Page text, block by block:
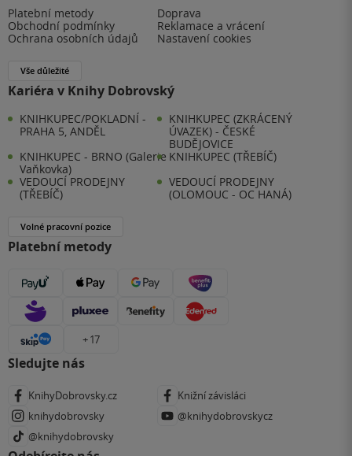
Platební metody
Doprava
Obchodní podmínky
Reklamace a vrácení
Ochrana osobních údajů
Nastavení cookies
Vše důležité
Kariéra v Knihy Dobrovský
KNIHKUPEC/POKLADNÍ -
PRAHA 5, ANDĚL
KNIHKUPEC (ZKRÁCENÝ
ÚVAZEK) - ČESKÉ
BUDĚJOVICE
KNIHKUPEC - BRNO (Galerie
Vaňkovka)
KNIHKUPEC (TŘEBÍČ)
VEDOUCÍ PRODEJNY
(TŘEBÍČ)
VEDOUCÍ PRODEJNY
(OLOMOUC - OC HANÁ)
Volné pracovní pozice
Platební metody
+ 17
Sledujte nás
KnihyDobrovsky.cz
Knižní závisláci
knihydobrovsky
@knihydobrovskycz
@knihydobrovsky